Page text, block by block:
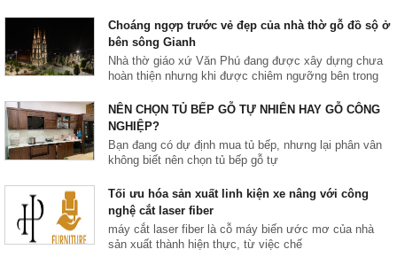
Choáng ngợp trước vẻ đẹp của nhà thờ gỗ đồ sộ ở
bên sông Gianh
Nhà thờ giáo xứ Văn Phú đang được xây dựng chưa
hoàn thiện nhưng khi được chiêm ngưỡng bên trong
NÊN CHỌN TỦ BẾP GỖ TỰ NHIÊN HAY GỖ CÔNG
NGHIỆP?
Bạn đang có dự định mua tủ bếp, nhưng lại phân vân
không biết nên chọn tủ bếp gỗ tự
Tối ưu hóa sản xuất linh kiện xe nâng với công
nghệ cắt laser fiber
máy cắt laser fiber là cỗ máy biến ước mơ của nhà
sản xuất thành hiện thực, từ việc chế